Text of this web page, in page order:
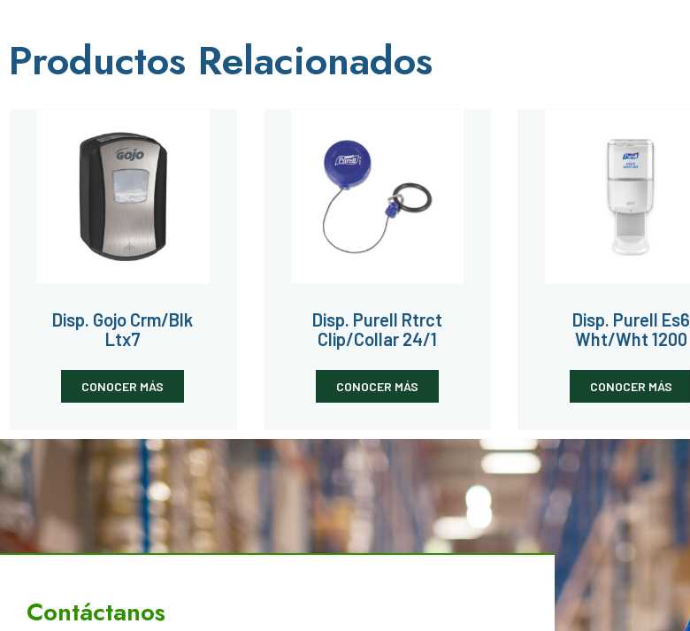
Productos Relacionados
Disp. Gojo Crm/Blk
Ltx7
CONOCER MÁS
Disp. Purell Rtrct
Clip/Collar 24/1
CONOCER MÁS
Disp. Purell Es6
Wht/Wht 1200
CONOCER MÁS
Contáctanos